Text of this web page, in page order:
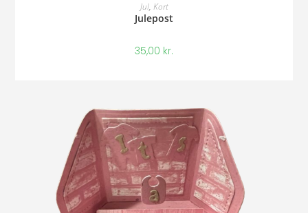
Jul, Kort
Julepost
35,00 kr.